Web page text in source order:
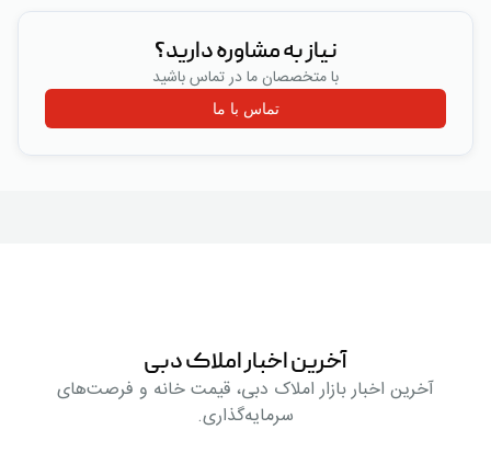
نیاز به مشاوره دارید؟
با متخصصان ما در تماس باشید
تماس با ما
آخرین اخبار املاک دبی
آخرین اخبار بازار املاک دبی، قیمت خانه و فرصت‌های
سرمایه‌گذاری.